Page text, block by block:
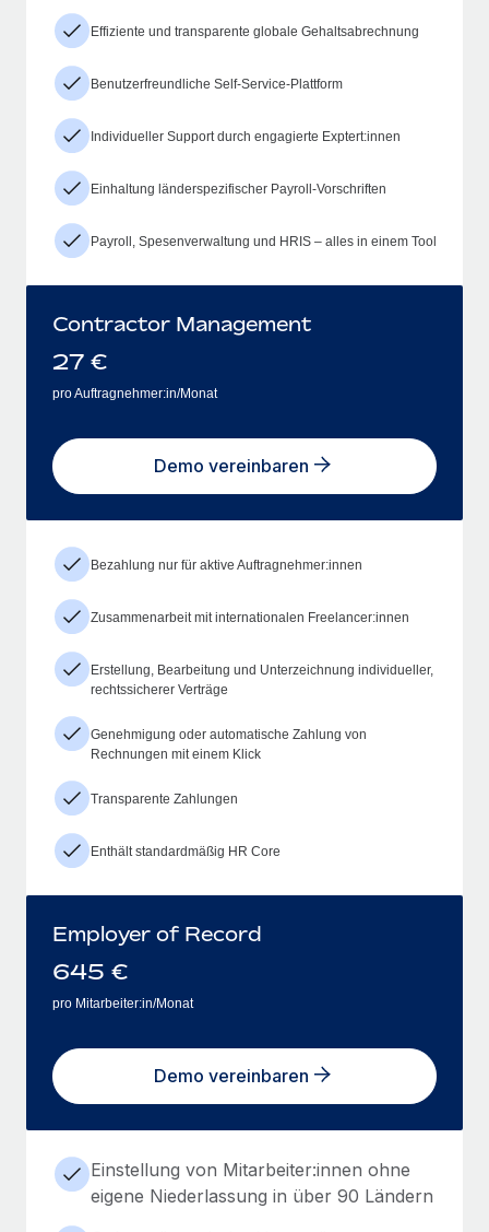
Effiziente und transparente globale Gehaltsabrechnung
Benutzerfreundliche Self-Service-Plattform
Individueller Support durch engagierte Exptert:innen
Einhaltung länderspezifischer Payroll-Vorschriften
Payroll, Spesenverwaltung und HRIS – alles in einem Tool
Contractor Management
27 €
pro Auftragnehmer:in/Monat
Demo vereinbaren
Bezahlung nur für aktive Auftragnehmer:innen
Zusammenarbeit mit internationalen Freelancer:innen
Erstellung, Bearbeitung und Unterzeichnung individueller,
rechtssicherer Verträge
Genehmigung oder automatische Zahlung von
Rechnungen mit einem Klick
Transparente Zahlungen
Enthält standardmäßig HR Core
Employer of Record
645 €
pro Mitarbeiter:in/Monat
Demo vereinbaren
Einstellung von Mitarbeiter:innen ohne
eigene Niederlassung in über 90 Ländern